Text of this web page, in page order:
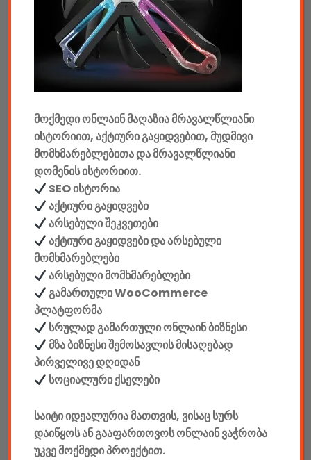
აუდიო & ვიდეო
კონსოლები & აქსესუარები
მანქანის აქსესუარები
ელემენტები
აკკუმულატორები
კაბელები & დამტენები
დისკები
ჩანთები
სეიფები
კონსტრუქტორები
E-mobility
კომპიუტერები & აქსესუარები
ტელეფონები & აქსესუარები
მოქმედი ონლაინ მაღაზია მრავალწლიანი
ისტორიით, აქტიური გაყიდვებით, მუდმივი
მომხმარებლებითა და მრავალწლიანი
დომენის ისტორიით.
SEO ისტორია
აქტიური გაყიდვები
არსებული შეკვეთები
აქტიური გაყიდვები და არსებული
მომხმარებლები
არსებული მომხმარებლები
გამართული WooCommerce
პლატფორმა
სრულად გამართული ონლაინ ბიზნესი
მზა ბიზნესი შემოსავლის მისაღებად
პირველივე დღიდან
სოციალური ქსელები
საიტი იდეალურია მათთვის, ვისაც სურს
დაიწყოს ან გააფართოვოს ონლაინ ვაჭრობა
უკვე მოქმედი პროექტით.